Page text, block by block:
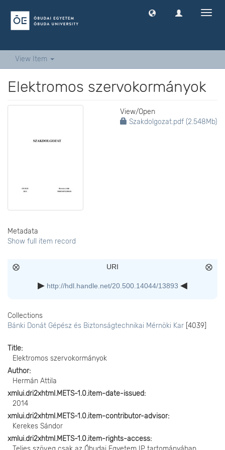
View Item
Elektromos szervokormányok
View/Open
Szakdolgozat.pdf (2.548Mb)
Metadata
Show full item record
URI
http://hdl.handle.net/20.500.14044/13893
Collections
Bánki Donát Gépész és Biztonságtechnikai Mérnöki Kar [4039]
Title
Elektromos szervokormányok
Author
Hermán Attila
xmlui.dri2xhtml.METS-1.0.item-date-issued
2014
xmlui.dri2xhtml.METS-1.0.item-contributor-advisor
Kerekes Sándor
xmlui.dri2xhtml.METS-1.0.item-rights-access